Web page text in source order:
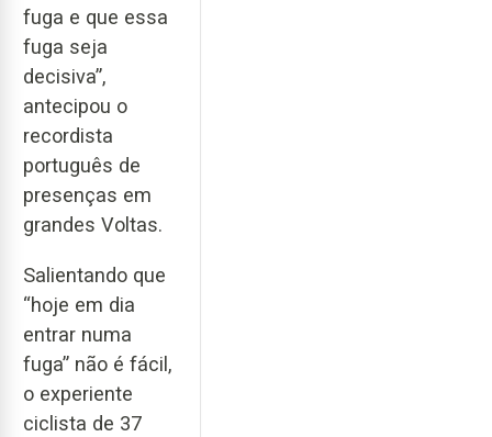
fuga e que essa
fuga seja
decisiva”,
antecipou o
recordista
português de
presenças em
grandes Voltas.
Salientando que
“hoje em dia
entrar numa
fuga” não é fácil,
o experiente
ciclista de 37